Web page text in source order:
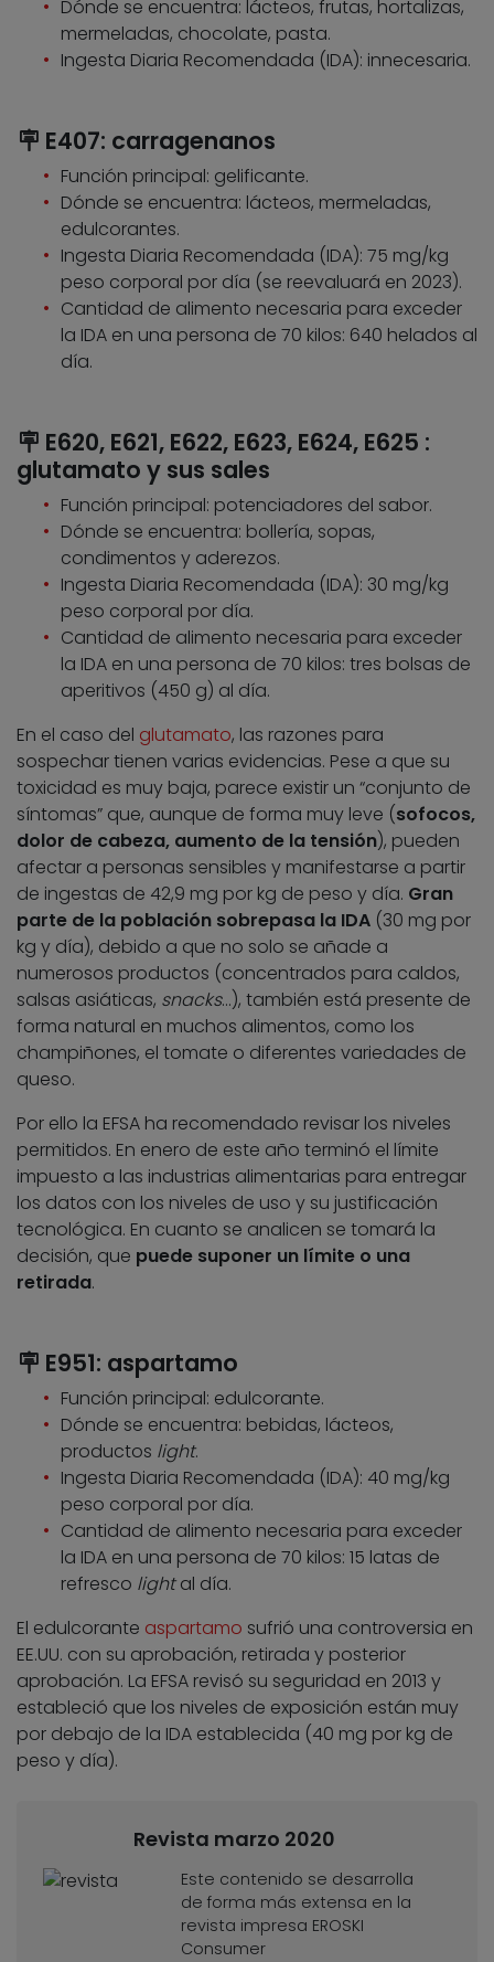
Dónde se encuentra: lácteos, frutas, hortalizas,
mermeladas, chocolate, pasta.
Ingesta Diaria Recomendada (IDA): innecesaria.
🪧 E407: carragenanos
Función principal: gelificante.
Dónde se encuentra: lácteos, mermeladas,
edulcorantes.
Ingesta Diaria Recomendada (IDA): 75 mg/kg
peso corporal por día (se reevaluará en 2023).
Cantidad de alimento necesaria para exceder
la IDA en una persona de 70 kilos: 640 helados al
día.
🪧 E620, E621, E622, E623, E624, E625 :
glutamato y sus sales
Función principal: potenciadores del sabor.
Dónde se encuentra: bollería, sopas,
condimentos y aderezos.
Ingesta Diaria Recomendada (IDA): 30 mg/kg
peso corporal por día.
Cantidad de alimento necesaria para exceder
la IDA en una persona de 70 kilos: tres bolsas de
aperitivos (450 g) al día.
En el caso del glutamato, las razones para
sospechar tienen varias evidencias. Pese a que su
toxicidad es muy baja, parece existir un “conjunto de
síntomas” que, aunque de forma muy leve (sofocos,
dolor de cabeza, aumento de la tensión), pueden
afectar a personas sensibles y manifestarse a partir
de ingestas de 42,9 mg por kg de peso y día. Gran
parte de la población sobrepasa la IDA (30 mg por
kg y día), debido a que no solo se añade a
numerosos productos (concentrados para caldos,
salsas asiáticas, snacks…), también está presente de
forma natural en muchos alimentos, como los
champiñones, el tomate o diferentes variedades de
queso.
Por ello la EFSA ha recomendado revisar los niveles
permitidos. En enero de este año terminó el límite
impuesto a las industrias alimentarias para entregar
los datos con los niveles de uso y su justificación
tecnológica. En cuanto se analicen se tomará la
decisión, que puede suponer un límite o una
retirada.
🪧 E951: aspartamo
Función principal: edulcorante.
Dónde se encuentra: bebidas, lácteos,
productos light.
Ingesta Diaria Recomendada (IDA): 40 mg/kg
peso corporal por día.
Cantidad de alimento necesaria para exceder
la IDA en una persona de 70 kilos: 15 latas de
refresco lightal día.
El edulcorante aspartamo sufrió una controversia en
EE.UU. con su aprobación, retirada y posterior
aprobación. La EFSA revisó su seguridad en 2013 y
estableció que los niveles de exposición están muy
por debajo de la IDA establecida (40 mg por kg de
peso y día).
Revista marzo 2020
Este contenido se desarrolla
de forma más extensa en la
revista impresa EROSKI
Consumer